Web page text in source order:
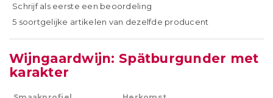
Schrijf als eerste een beoordeling
5 soortgelijke artikelen van dezelfde producent
Wijngaardwijn: Spätburgunder met
karakter